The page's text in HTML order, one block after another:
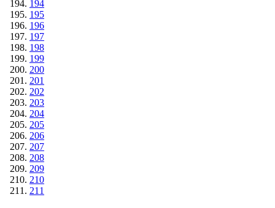
194
195
196
197
198
199
200
201
202
203
204
205
206
207
208
209
210
211